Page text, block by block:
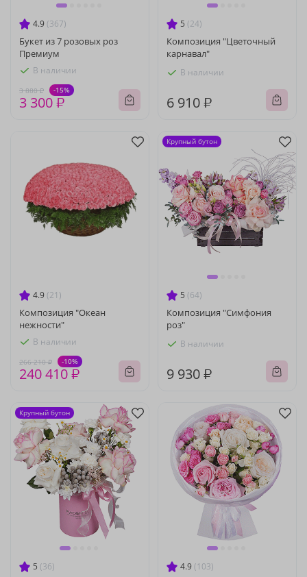
4.9 (367)
Букет из 7 розовых роз
Премиум
В наличии
3 880 ₽ -15%
3 300 ₽
5 (24)
Композиция "Цветочный
карнавал"
В наличии
6 910 ₽
4.9 (21)
Композиция "Океан
нежности"
В наличии
266 210 ₽ -10%
240 410 ₽
5 (64)
Композиция "Симфония
роз"
В наличии
9 930 ₽
Крупный бутон
5 (36)
Крупный бутон
4.9 (103)